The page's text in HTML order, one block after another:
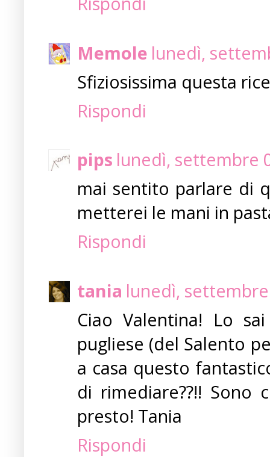
Memole lunedì,
Sfiziosissima questa
Rispondi
pips lunedì, settembre
mai sentito parlare di
metterei le mani in
Rispondi
tania lunedì, settembre
Ciao Valentina! Lo
pugliese (del Salento
a casa questo
di rimediare??!!
presto! Tania
Rispondi